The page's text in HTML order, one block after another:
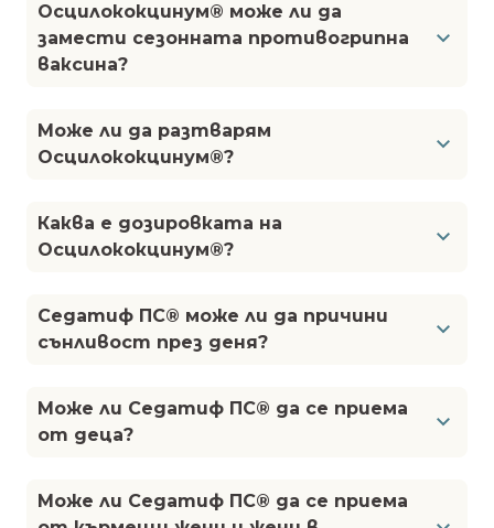
Осцилококцинум® може ли да
замести сезонната противогрипна
ваксина?
Може ли да разтварям
Осцилококцинум®?
Каква е дозировката на
Осцилококцинум®?
Седатиф ПС® може ли да причини
сънливост през деня?
Mоже ли Седатиф ПС® да се приема
от деца?
Може ли Седатиф ПС® да се приема